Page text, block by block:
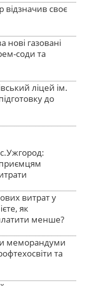
відзначив своє
нові газовані
соди та
ліцей ім.
до
витрат у
як
менше?
меморандуми
та